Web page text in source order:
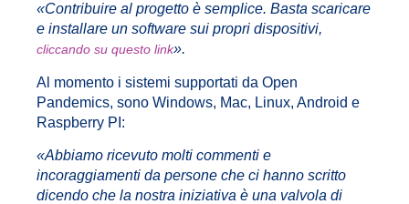
«Contribuire al progetto è semplice. Basta scaricare
e installare un software sui propri dispositivi,
cliccando su questo link».
Al momento i sistemi supportati da Open
Pandemics, sono Windows, Mac, Linux, Android e
Raspberry PI:
«Abbiamo ricevuto molti commenti e
incoraggiamenti da persone che ci hanno scritto
dicendo che la nostra iniziativa è una valvola di